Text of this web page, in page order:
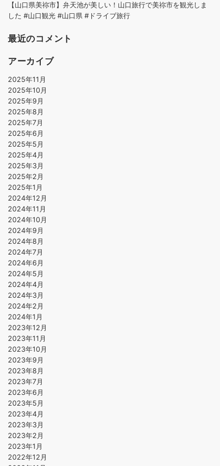
【山口県美祢市】弁天池が美しい！山口旅行で美祢市を観光しま
した #山口観光 #山口県 #ドライブ旅行
最近のコメント
アーカイブ
2025年11月
2025年10月
2025年9月
2025年8月
2025年7月
2025年6月
2025年5月
2025年4月
2025年3月
2025年2月
2025年1月
2024年12月
2024年11月
2024年10月
2024年9月
2024年8月
2024年7月
2024年6月
2024年5月
2024年4月
2024年3月
2024年2月
2024年1月
2023年12月
2023年11月
2023年10月
2023年9月
2023年8月
2023年7月
2023年6月
2023年5月
2023年4月
2023年3月
2023年2月
2023年1月
2022年12月